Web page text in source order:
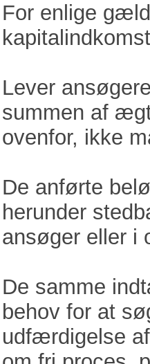
For enlige
Lever
summen af
ovenfor, ikke
De anførte
herunder
ansøger eller i
De samme
behov for at
udfærdigelse